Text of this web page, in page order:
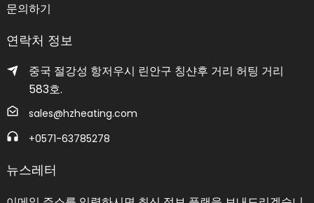
문의하기
연락처 정보
중국 절강성 항저우시 린안구 칭샨후 거리 허팅 거리
583호.
sales@hzheating.com
+0571-63785278
뉴스레터